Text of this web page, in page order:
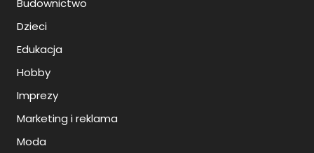
Budownictwo
Dzieci
Edukacja
Hobby
Imprezy
Marketing i reklama
Moda